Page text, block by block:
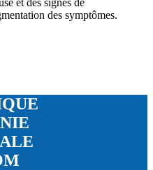
des symptômes.